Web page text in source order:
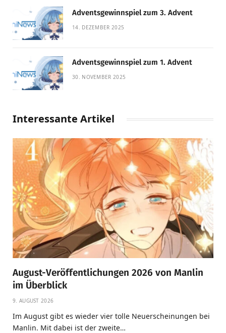
Adventsgewinnspiel zum 3. Advent
14. DEZEMBER 2025
Adventsgewinnspiel zum 1. Advent
30. NOVEMBER 2025
Interessante Artikel
August-Veröffentlichungen 2026 von Manlin
im Überblick
9. AUGUST 2026
Im August gibt es wieder vier tolle Neuerscheinungen bei
Manlin. Mit dabei ist der zweite…